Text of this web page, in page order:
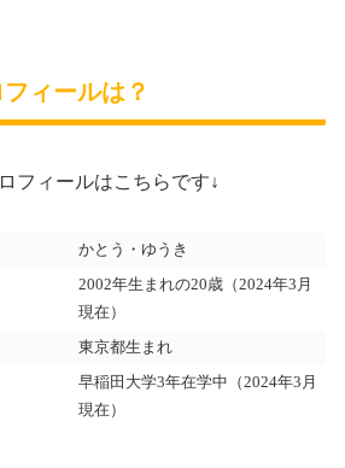
ィールは？
フィールはこちらです↓
かとう・ゆうき
2002年生まれの20歳（2024年3月
現在）
東京都生まれ
早稲田大学3年在学中（2024年3月
現在）